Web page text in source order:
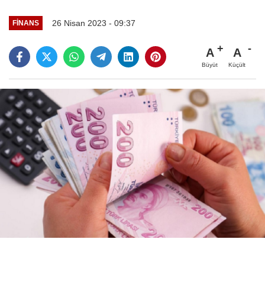
FINANS 26 Nisan 2023 - 09:37
A
Büyüt
A
Küçült